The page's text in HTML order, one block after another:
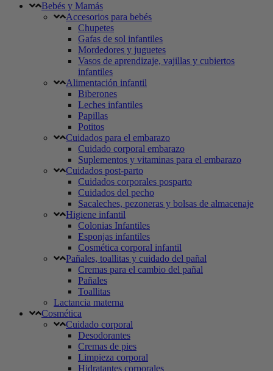
Bebés y Mamás
Accesorios para bebés
Chupetes
Gafas de sol infantiles
Mordedores y juguetes
Vasos de aprendizaje, vajillas y cubiertos
infantiles
Alimentación infantil
Biberones
Leches infantiles
Papillas
Potitos
Cuidados para el embarazo
Cuidado corporal embarazo
Suplementos y vitaminas para el embarazo
Cuidados post-parto
Cuidados corporales posparto
Cuidados del pecho
Sacaleches, pezoneras y bolsas de almacenaje
Higiene infantil
Colonias Infantiles
Esponjas infantiles
Cosmética corporal infantil
Pañales, toallitas y cuidado del pañal
Cremas para el cambio del pañal
Pañales
Toallitas
Lactancia materna
Cosmética
Cuidado corporal
Desodorantes
Cremas de pies
Limpieza corporal
Hidratantes corporales